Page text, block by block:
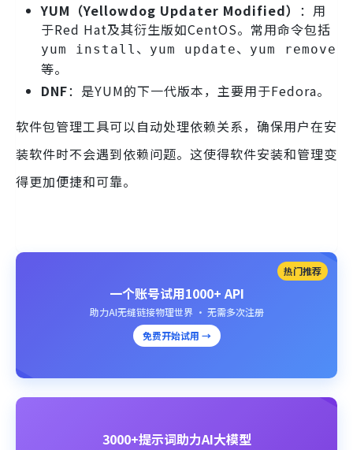
YUM（Yellowdog Updater Modified） ：用
于Red Hat及其衍生版如CentOS。常用命令包括
yum install 、 yum update、 yum remove
等。
DNF：是YUM的下一代版本，主要用于Fedora。
软件包管理工具可以自动处理依赖关系，确保用户在安
装软件时不会遇到依赖问题。这使得软件安装和管理变
得更加便捷和可靠。
热门推荐
一个账号试用1000+ API
助力AI无缝链接物理世界 · 无需多次注册
免费开始试用 →
3000+提示词助力AI大模型